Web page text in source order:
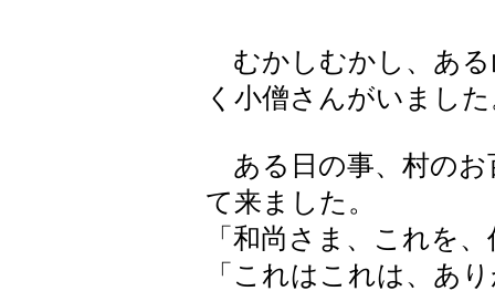
むかしむかし、ある
く小僧さんがいまし
ある日の事、村のお
て来ました。
「和尚さま、これを
「これはこれは、あ